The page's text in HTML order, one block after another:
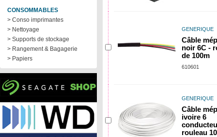
CONSOMMABLES
> Conso imprimantes
> Nettoyage
> Supports de stockage
> Rangement & Bagagerie
> Papiers
GENERIQUE
Câble
noir 6C -
de 100m
610601
GENERIQUE
Câble
ivoire 6
rouleau